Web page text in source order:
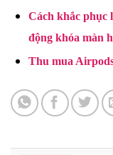
Cách khắc phục
động khóa màn
Thu mua